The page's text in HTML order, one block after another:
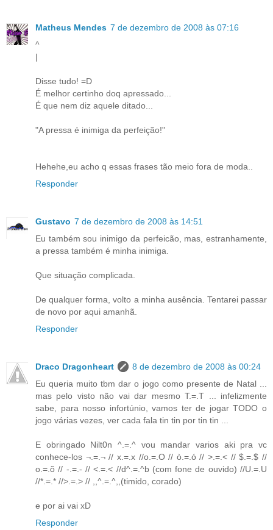
Matheus Mendes 7 de dezembro de 2008 às 07:16
^
|
Disse tudo! =D
É melhor certinho doq apressado...
É que nem diz aquele ditado...
"A pressa é inimiga da perfeição!"
Hehehe,eu acho q essas frases tão meio fora de moda..
Responder
Gustavo 7 de dezembro de 2008 às 14:51
Eu também sou inimigo da perfeicão, mas, estranhamente,
a pressa também é minha inimiga.
Que situação complicada.
De qualquer forma, volto a minha ausência. Tentarei passar
de novo por aqui amanhã.
Responder
Draco Dragonheart
8 de dezembro de 2008 às 00:24
Eu queria muito tbm dar o jogo como presente de Natal ...
mas pelo visto não vai dar mesmo T.=.T ... infelizmente
sabe, para nosso infortúnio, vamos ter de jogar TODO o
jogo várias vezes, ver cada fala tin tin por tin tin ...
E obringado Nilt0n ^.=.^ vou mandar varios aki pra vc
conhece-los ¬.=.¬ // x.=.x //o.=.O // ò.=.ó // >.=.< // $.=.$ //
o.=.õ // -.=.- // <.=.< //d^.=.^b (com fone de ouvido) //U.=.U
//*.=.* //>.=.> // ,,^.=.^,,(timido, corado)
e por ai vai xD
Responder